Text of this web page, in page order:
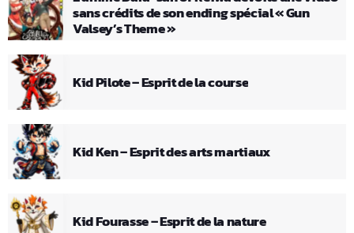
sans crédits de son ending spécial « Gun
Valsey’s Theme »
Kid Pilote – Esprit de la course
Kid Ken – Esprit des arts martiaux
Kid Fourasse – Esprit de la nature